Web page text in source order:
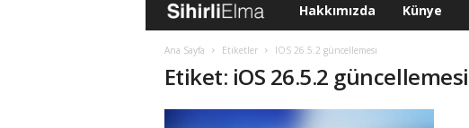
i
h
Hakkımızda Künye
Ana Sayfa Etiketler IOS 26.5.2 güncellemesi
Etiket: iOS 26.5.2 güncellemesi